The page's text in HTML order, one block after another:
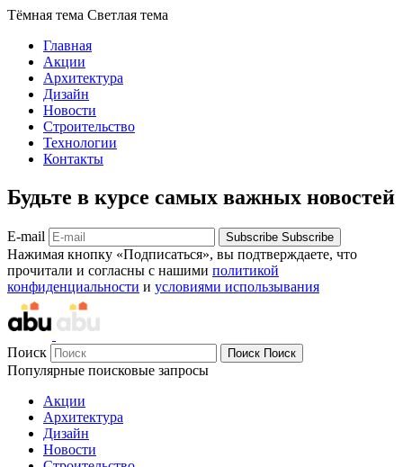
Тёмная тема Светлая тема
Главная
Акции
Архитектура
Дизайн
Новости
Строительство
Технологии
Контакты
Будьте в курсе самых важных новостей
E-mail Subscribe Subscribe
Нажимая кнопку «Подписаться», вы подтверждаете, что
прочитали и согласны с нашими политикой
конфиденциальности и условиями использывания
Поиск Поиск Поиск
Популярные поисковые запросы
Акции
Архитектура
Дизайн
Новости